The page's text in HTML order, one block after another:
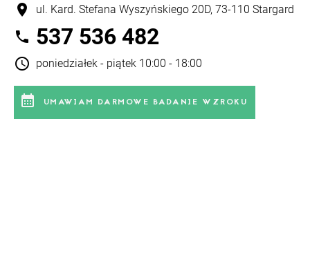
location_on ul. Kard. Stefana Wyszyńskiego 20D, 73-110 Stargard
phone 537 536 482
schedule poniedziałek - piątek 10:00 - 18:00
calendar_month UMAWIAM DARMOWE BADANIE WZROKU